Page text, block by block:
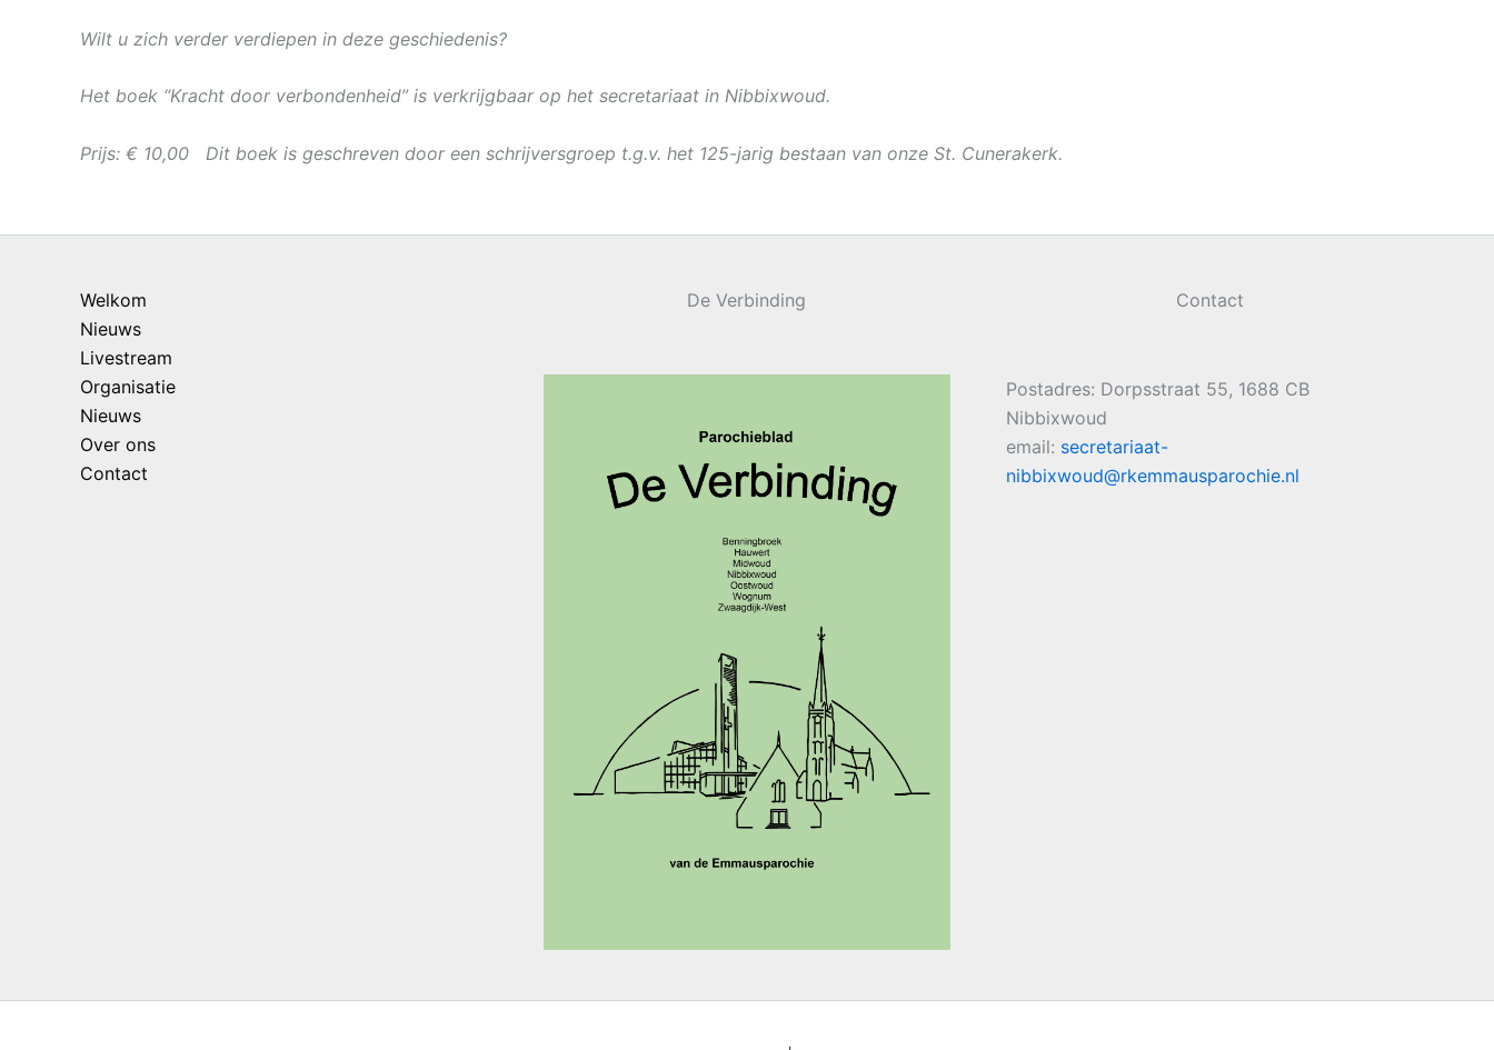
Wilt u zich verder verdiepen in deze geschiedenis?
Het boek “Kracht door verbondenheid” is verkrijgbaar op het secretariaat in Nibbixwoud.
Prijs: € 10,00 Dit boek is geschreven door een schrijversgroep t.g.v. het 125-jarig bestaan van onze St. Cunerakerk.
Welkom
Nieuws
Livestream
Organisatie
Nieuws
Over ons
Contact
De Verbinding Contact
Postadres: Dorpsstraat 55, 1688 CB
Nibbixwoud
email: secretariaat-
nibbixwoud@rkemmausparochie.nl